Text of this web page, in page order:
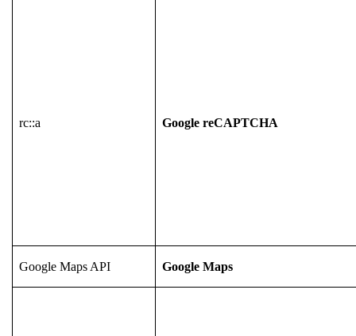
rc::a Google reCAPTCHA
Google Maps API Google Maps